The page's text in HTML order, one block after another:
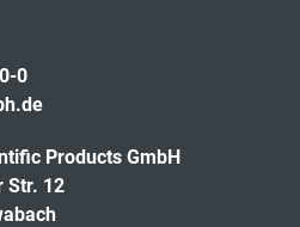
0
Products GmbH
Str. 12